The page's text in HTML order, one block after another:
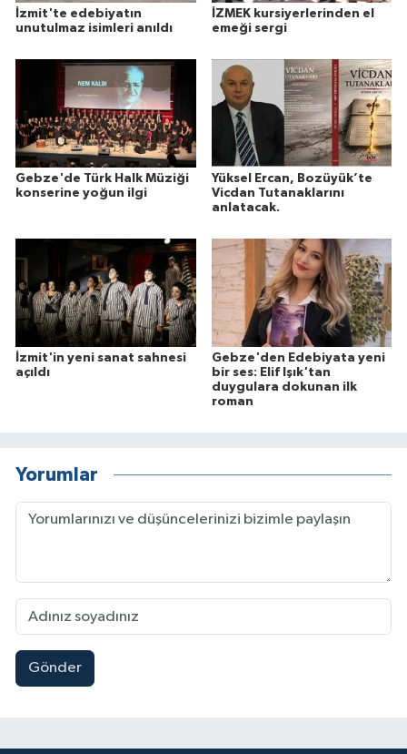
İzmit'te edebiyatın
unutulmaz isimleri anıldı
İZMEK kursiyerlerinden el
emeği sergi
Gebze'de Türk Halk Müziği
konserine yoğun ilgi
Yüksel Ercan, Bozüyük’te
Vicdan Tutanaklarını
anlatacak.
İzmit'in yeni sanat sahnesi
açıldı
Gebze'den Edebiyata yeni
bir ses: Elif Işık'tan
duygulara dokunan ilk
roman
Yorumlar
Gönder